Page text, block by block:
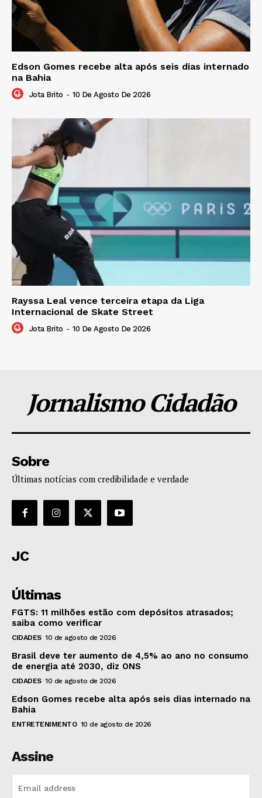
Edson Gomes recebe alta após seis dias internado
na Bahia
Jota Brito - 10 De Agosto De 2026
Rayssa Leal vence terceira etapa da Liga
Internacional de Skate Street
Jota Brito - 10 De Agosto De 2026
Jornalismo Cidadão
Sobre
Últimas notícias com credibilidade e verdade
JC
Últimas
FGTS: 11 milhões estão com depósitos atrasados;
saiba como verificar
CIDADES 10 de agosto de 2026
Brasil deve ter aumento de 4,5% ao ano no consumo
de energia até 2030, diz ONS
CIDADES 10 de agosto de 2026
Edson Gomes recebe alta após seis dias internado na
Bahia
ENTRETENIMENTO 10 de agosto de 2026
Assine